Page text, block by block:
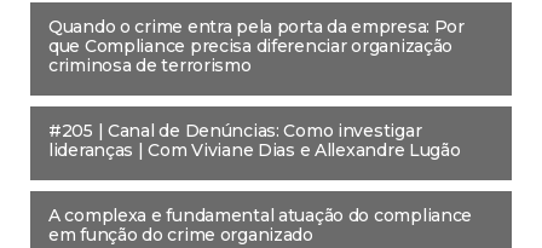
Quando o crime entra pela porta da empresa: Por
que Compliance precisa diferenciar organização
criminosa de terrorismo
#205 | Canal de Denúncias: Como investigar
lideranças | Com Viviane Dias e Allexandre Lugão
A complexa e fundamental atuação do compliance
em função do crime organizado